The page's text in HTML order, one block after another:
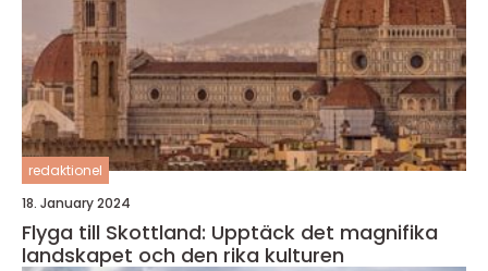
redaktionel
18. January 2024
Flyga till Skottland: Upptäck det magnifika
landskapet och den rika kulturen